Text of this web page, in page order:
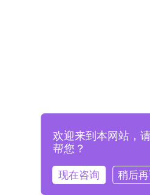
登录即表示已阅读并同意《
欢迎来到本网站，
帮您？
现在咨询 稍后